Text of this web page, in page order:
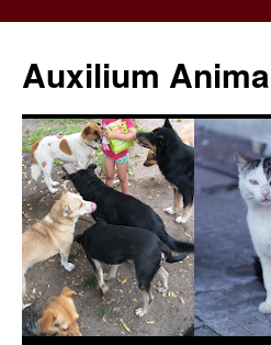
springen
Auxilium